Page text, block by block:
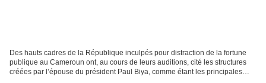
Des hauts cadres de la République inculpés pour distraction de la fortune
publique au Cameroun ont, au cours de leurs auditions, cité les structures
créées par l’épouse du président Paul Biya, comme étant les principales